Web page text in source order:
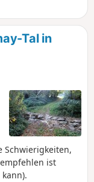
Tal in
Schwierigkeiten,
ist